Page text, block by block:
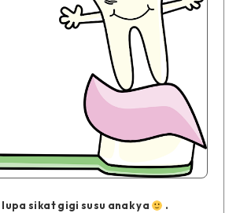
sikat gigi susu anak ya .